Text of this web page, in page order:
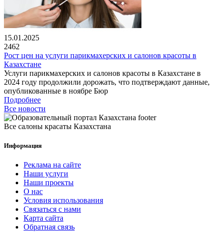
15.01.2025
2462
Рост цен на услуги парикмахерских и салонов красоты в
Казахстане
Услуги парикмахерских и салонов красоты в Казахстане в
2024 году продолжили дорожать, что подтверждают данные,
опубликованные в ноябре Бюр
Подробнее
Все новости
Все салоны красаты Казахстана
Информация
Реклама на сайте
Наши услуги
Наши проекты
О нас
Условия использования
Связаться с нами
Карта сайта
Обратная связь